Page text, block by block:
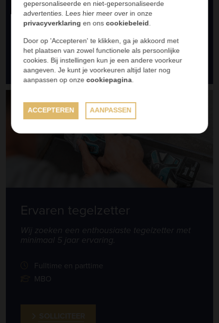
Fulltime en parttime
MBO+ / HBO
SOLLICITEER
Ervaren tegelzetter
Wij zoeken een enthousiaste tegelzetter met
minimaal 5 jaar ervaring.
Fulltime en parttime
MBO
gepersonaliseerde en niet-gepersonaliseerde
advertenties. Lees hier meer over in onze
privacyverklaring en onscookiebeleid
Door op 'Accepteren' te klikken, ga je akkoord met
het plaatsen van zowel functionele als persoonlijke
cookies. Bij instellingen kun je een andere voorkeur
aangeven. Je kunt je voorkeuren altijd later nog
aanpassen op onzecookiepagina.
ACCEPTEREN AANPASSEN